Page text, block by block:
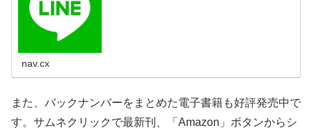
nav.cx
また、バックナンバーをまとめた電子書籍も好評発売中で
す。サムネクリックで最新刊、「Amazon」ボタンからシ